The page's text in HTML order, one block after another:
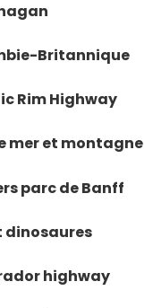
Britannique
Rim Highway
mer et montagne
parc de Banff
dinosaures
highway